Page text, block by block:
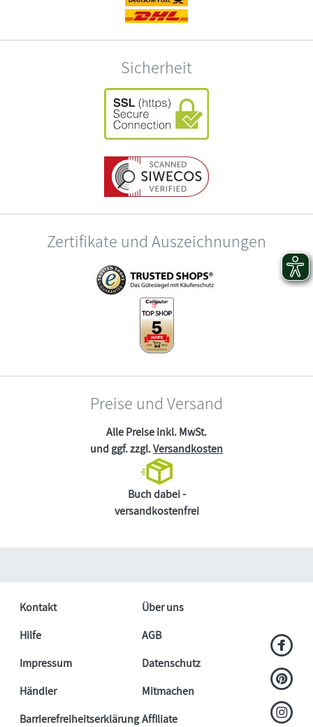
Sicherheit
Zertifikate und Auszeichnungen
Preise und Versand
Alle Preise inkl. MwSt.
und ggf. zzgl.Versandkosten
Buch dabei -
versandkostenfrei
Kontakt
Über uns
Hilfe
AGB
Impressum
Datenschutz
Händler
Mitmachen
BarrierefreiheitserklärungAffiliate